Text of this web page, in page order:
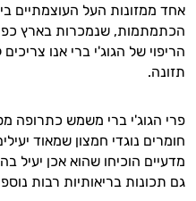
אחד ממזונות העל העוצמתיים
הכתמתמות, שנמכרות בארץ
הריפוי של הגוג'י ברי אנו
תזונה.
פרי הגוג'י ברי משמש כתרופה
חומרים נוגדי חמצון שמאוד
מדעיים הוכיחו שהוא אכן יעיל
גם תכונות בריאותיות רבות